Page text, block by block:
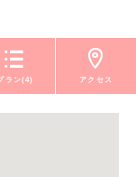
ラン(4) アクセス